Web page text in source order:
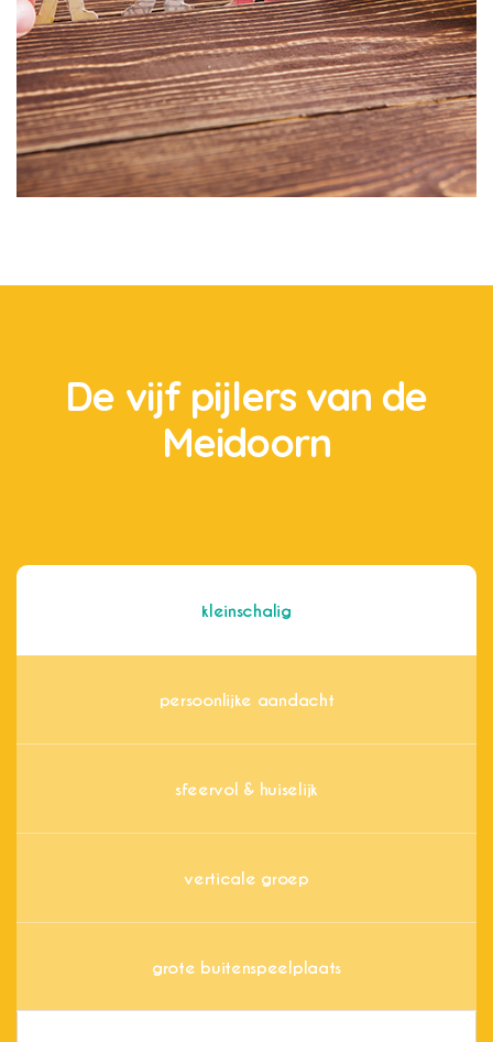
De vijf pijlers van de
Meidoorn
kleinschalig
persoonlijke aandacht
sfeervol & huiselijk
verticale groep
grote buitenspeelplaats